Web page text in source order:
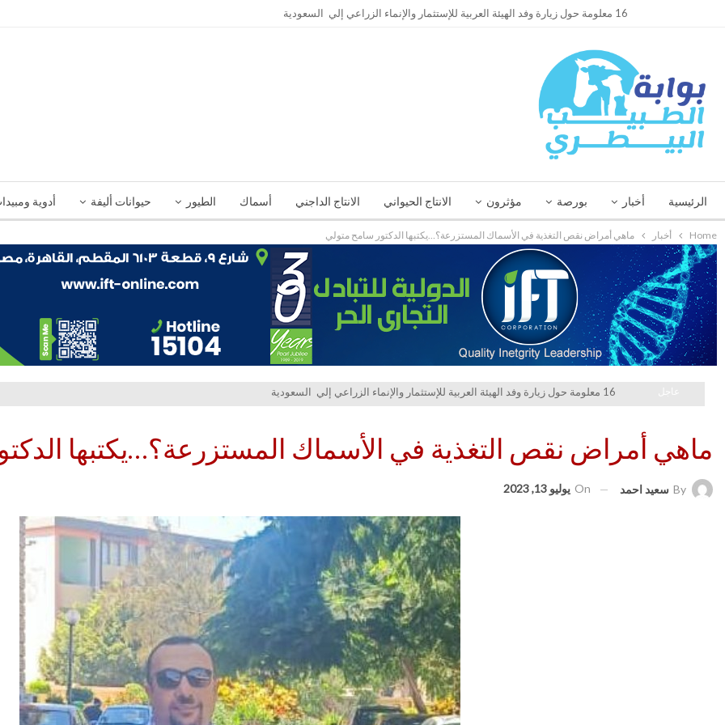
16 معلومة حول زيارة وفد الهيئة العربية للإستثمار والإنماء الزراعي إلي السعودية
الرئيسية أخبار بورصة مؤثرون الانتاج الحيواني الانتاج الداجني أسماك الطيور حيوانات أليفة أدوية
Home أخبار ماهي أمراض نقص التغذية في الأسماك المستزرعة؟…يكتبها الدكتور سامح متولي
16 معلومة حول زيارة وفد الهيئة العربية للإستثمار والإنماء الزراعي إلي السعودية
ماهي أمراض نقص التغذية في الأسماك المستزرعة؟…يكتبها
By سعيد احمد On يوليو 13, 2023